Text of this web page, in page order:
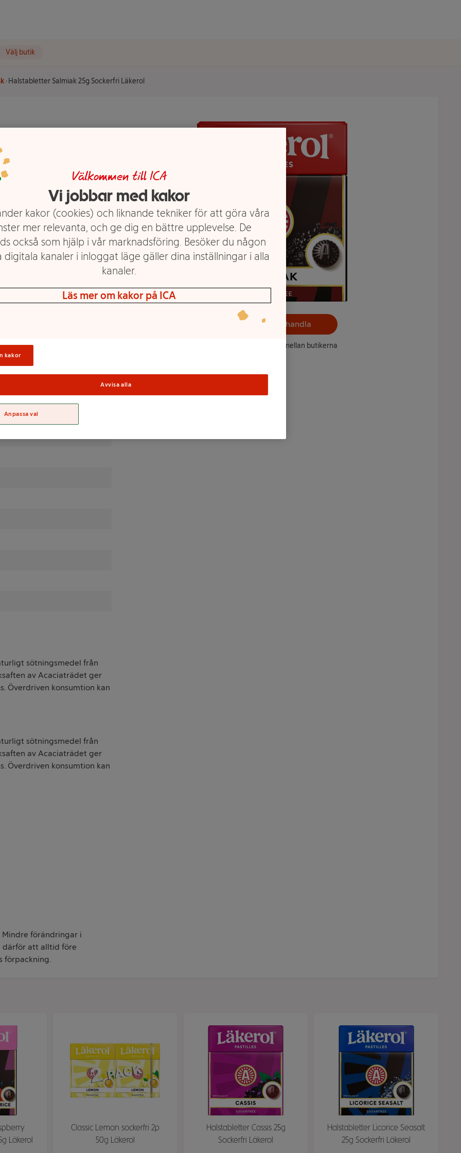
Välj butik
Halstabletter Salmiak 25g Sockerfri Läkerol
25g
Med sin salta karaktär är
är sockerfri.
sødestoffer
steviaplanten),
aromer, vegetabiliska
voks).
sötningsmedel från
av Acaciaträdet ger
Överdriven konsumtion kan
sötningsmedel från
av Acaciaträdet ger
Överdriven konsumtion kan
förändringar i
därför att alltid före
förpackning.
Välj butik och handla
Sortimentet kan variera mellan butikerna
Läkerol
Classic Lemon sockerfri 2p
50g Läkerol
Halstabletter Cassis 25g
Sockerfri Läkerol
Halstabletter Licorice Seasalt
25g Sockerfri Läkerol
Välkommen till ICA
Vi jobbar med kakor
kakor (cookies) och liknande tekniker för att göra våra
mer relevanta, och ge dig en bättre upplevelse. De
också som hjälp i vår marknadsföring. Besöker du någon
digitala kanaler i inloggat läge gäller dina inställningar i alla
kanaler.
Läs mer om kakor på ICA
kakor
Avvisa alla
Anpassa val